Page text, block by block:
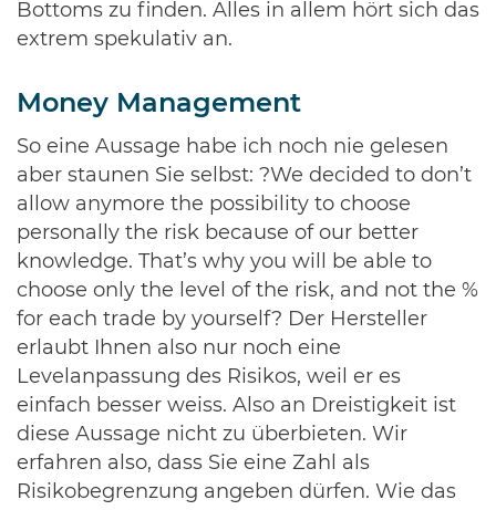
Bottoms zu finden. Alles in allem hört sich das
extrem spekulativ an.
Money Management
So eine Aussage habe ich noch nie gelesen
aber staunen Sie selbst: ?We decided to don’t
allow anymore the possibility to choose
personally the risk because of our better
knowledge. That’s why you will be able to
choose only the level of the risk, and not the %
for each trade by yourself? Der Hersteller
erlaubt Ihnen also nur noch eine
Levelanpassung des Risikos, weil er es
einfach besser weiss. Also an Dreistigkeit ist
diese Aussage nicht zu überbieten. Wir
erfahren also, dass Sie eine Zahl als
Risikobegrenzung angeben dürfen. Wie das